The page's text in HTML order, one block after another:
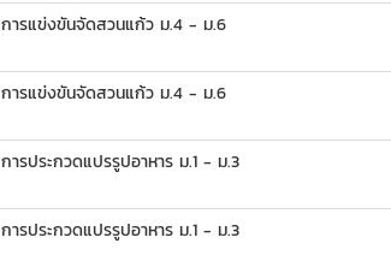
การแข่งขันจัดสวนแก้ว ม.4 - ม.6
การแข่งขันจัดสวนแก้ว ม.4 - ม.6
การประกวดแปรรูปอาหาร ม.1 - ม.3
การประกวดแปรรูปอาหาร ม.1 - ม.3